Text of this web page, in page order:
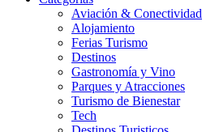
Aviación & Conectividad
Alojamiento
Ferias Turismo
Destinos
Gastronomía y Vino
Parques y Atracciones
Turismo de Bienestar
Tech